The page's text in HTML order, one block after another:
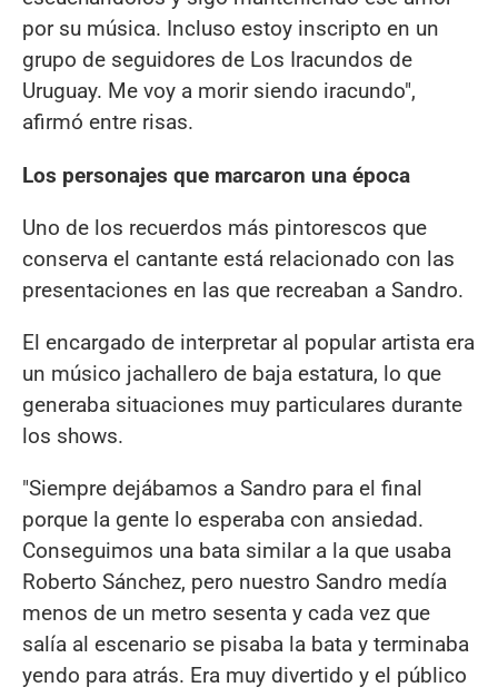
por su música. Incluso estoy inscripto en un
grupo de seguidores de Los Iracundos de
Uruguay. Me voy a morir siendo iracundo",
afirmó entre risas.
Los personajes que marcaron una época
Uno de los recuerdos más pintorescos que
conserva el cantante está relacionado con las
presentaciones en las que recreaban a Sandro.
El encargado de interpretar al popular artista era
un músico jachallero de baja estatura, lo que
generaba situaciones muy particulares durante
los shows.
"Siempre dejábamos a Sandro para el final
porque la gente lo esperaba con ansiedad.
Conseguimos una bata similar a la que usaba
Roberto Sánchez, pero nuestro Sandro medía
menos de un metro sesenta y cada vez que
salía al escenario se pisaba la bata y terminaba
yendo para atrás. Era muy divertido y el público